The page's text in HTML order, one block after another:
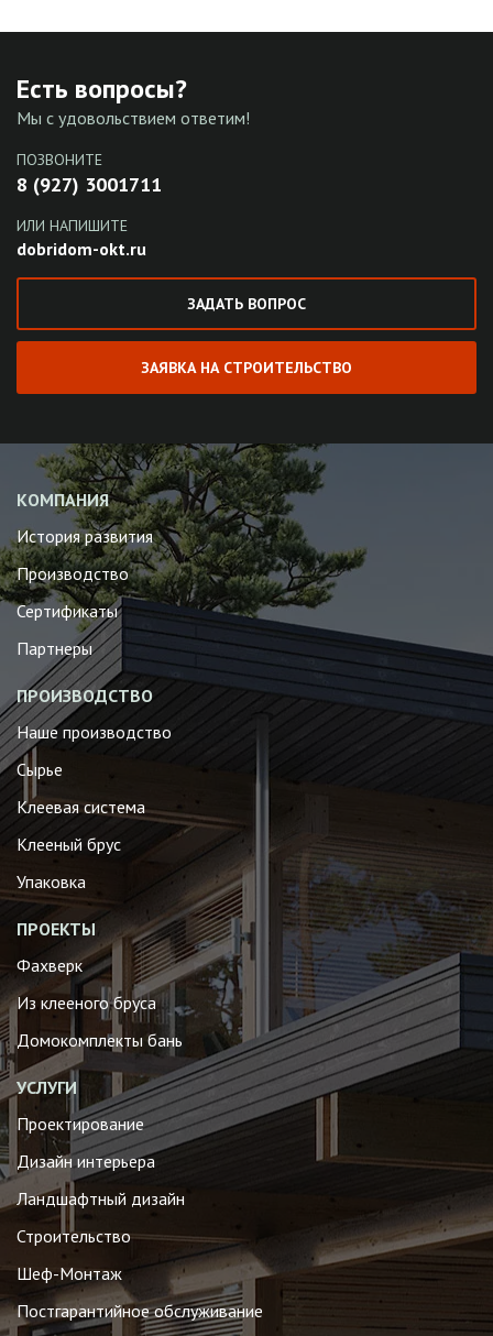
Есть вопросы?
Мы с удовольствием ответим!
ПОЗВОНИТЕ
8 (927) 3001711
ИЛИ НАПИШИТЕ
dobridom-okt.ru
ЗАДАТЬ ВОПРОС
ЗАЯВКА НА СТРОИТЕЛЬСТВО
КОМПАНИЯ
История развития
Производство
Сертификаты
Партнеры
ПРОИЗВОДСТВО
Наше производство
Сырье
Клеевая система
Клееный брус
Упаковка
ПРОЕКТЫ
Фахверк
Из клееного бруса
Домокомплекты бань
УСЛУГИ
Проектирование
Дизайн интерьера
Ландшафтный дизайн
Строительство
Шеф-Монтаж
Постгарантийное обслуживание